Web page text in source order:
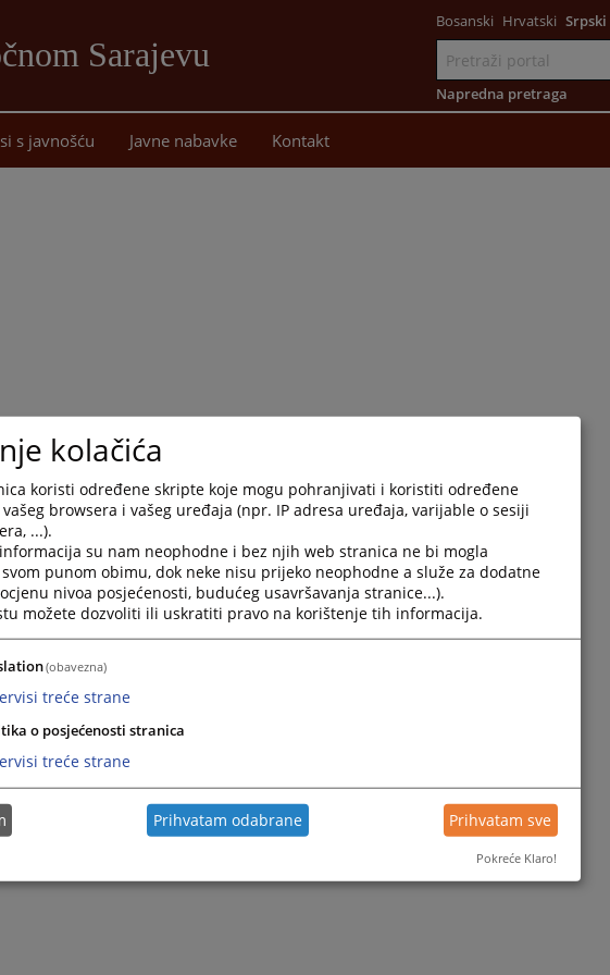
Sarajevu
sadržaj
Bosanski Hrvatski Srpski
Napredna pretraga
s javnošću Javne nabavke Kontakt
Trenutno nema vijesti
kolačića
koristi određene skripte koje mogu pohranjivati i koristiti određene
browsera i vašeg uređaja (npr. IP adresa uređaja, varijable o sesiji
...).
su nam neophodne i bez njih web stranica ne bi mogla
punom obimu, dok neke nisu prijeko neophodne a služe za dodatne
nivoa posjećenosti, budućeg usavršavanja stranice...).
možete dozvoliti ili uskratiti pravo na korištenje tih informacija.
(obavezna)
treće strane
o posjećenosti stranica
treće strane
Prihvatam odabrane Prihvatam sve
Pokreće Klaro!